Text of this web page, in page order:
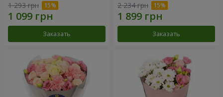
1 293 грн
Заказать
2 234 грн
Заказать